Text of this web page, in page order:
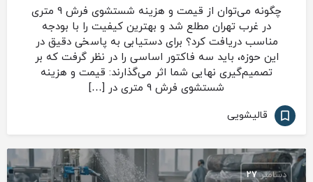
چگونه می‌توان از قیمت و هزینه شستشوی فرش 9 متری
در غرب تهران مطلع شد و بهترین کیفیت را با بودجه
مناسب دریافت کرد؟ برای دستیابی به پاسخی دقیق در
این حوزه، باید سه فاکتور اساسی را در نظر گرفت که بر
تصمیم‌گیری نهایی شما اثر می‌گذارند: قیمت و هزینه
شستشوی فرش 9 متری در […]
قالیشویی
دسامبر 27